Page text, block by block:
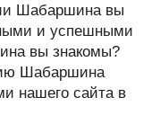
Шабаршина вы
и успешными
вы знакомы?
Шабаршина
нашего сайта в